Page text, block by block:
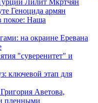
Геноцида армян
покое: Наша
на окраине Еревана
"суверенитет" и
ключевой этап для
Аветова,
пленными